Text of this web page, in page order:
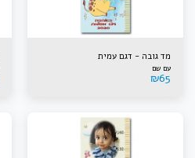
מד גובה - דגם עמית
עם שם
₪65